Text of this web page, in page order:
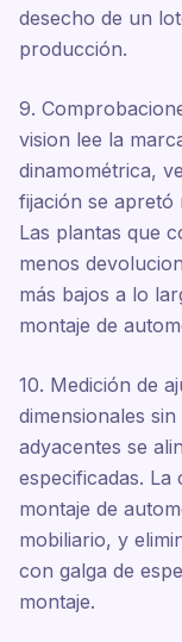
desecho de un
producción.
9.
vision lee la
dinamométrica,
fijación se
Las plantas que
menos
más bajos a lo
montaje de
10. Medición de
dimensionales
adyacentes se
especificadas.
montaje de
mobiliario, y
con galga de
montaje.